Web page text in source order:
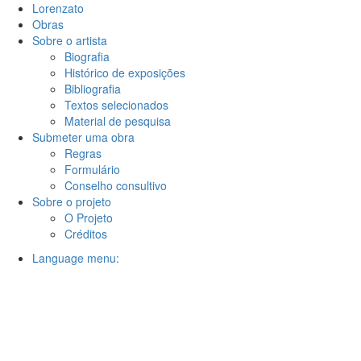
Lorenzato
Obras
Sobre o artista
Biografia
Histórico de exposições
Bibliografia
Textos selecionados
Material de pesquisa
Submeter uma obra
Regras
Formulário
Conselho consultivo
Sobre o projeto
O Projeto
Créditos
Language menu: